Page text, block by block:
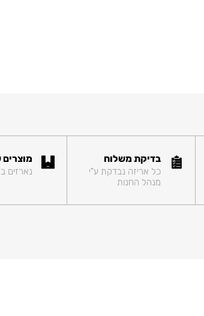
בדיקת משלוח
כל אריזה נבדקת ע"י
מנהל החנות
מוצרים
נארזים